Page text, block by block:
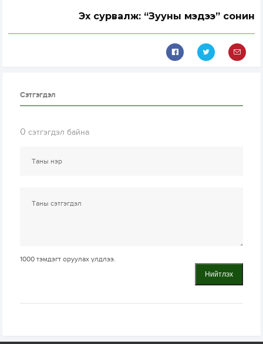
Эх сурвалж: “Зууны мэдээ” сонин
Сэтгэгдэл
0 сэтгэгдэл байна
1000 тэмдэгт оруулах үлдлээ.
Нийтлэх